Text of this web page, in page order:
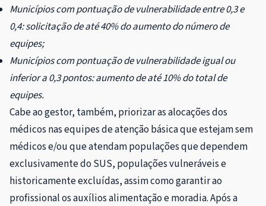
Municípios com pontuação de vulnerabilidade entre 0,3 e
0,4: solicitação de até 40% do aumento do número de
equipes;
Municípios com pontuação de vulnerabilidade igual ou
inferior a 0,3 pontos: aumento de até 10% do total de
equipes.
Cabe ao gestor, também, priorizar as alocações dos
médicos nas equipes de atenção básica que estejam sem
médicos e/ou que atendam populações que dependem
exclusivamente do SUS, populações vulneráveis e
historicamente excluídas, assim como garantir ao
profissional os auxílios alimentação e moradia. Após a